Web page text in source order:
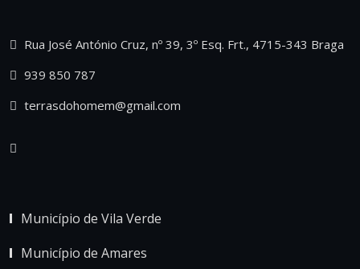
Rua José António Cruz, nº 39, 3º Esq. Frt., 4715-343 Braga
939 850 787
terrasdohomem@gmail.com
Município de Vila Verde
Município de Amares